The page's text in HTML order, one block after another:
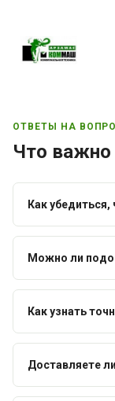
ОТВЕТЫ НА
Что важно
Как
Можно ли
Как узнать
Доставляете